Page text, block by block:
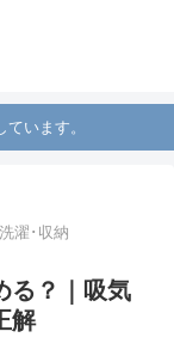
います。
濯･収納
る？｜吸気
解